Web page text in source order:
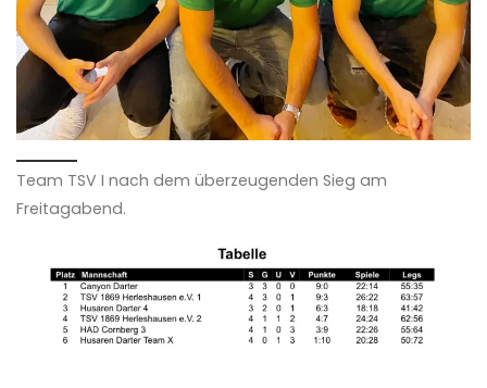
Team TSV I nach dem überzeugenden Sieg am
Freitagabend.